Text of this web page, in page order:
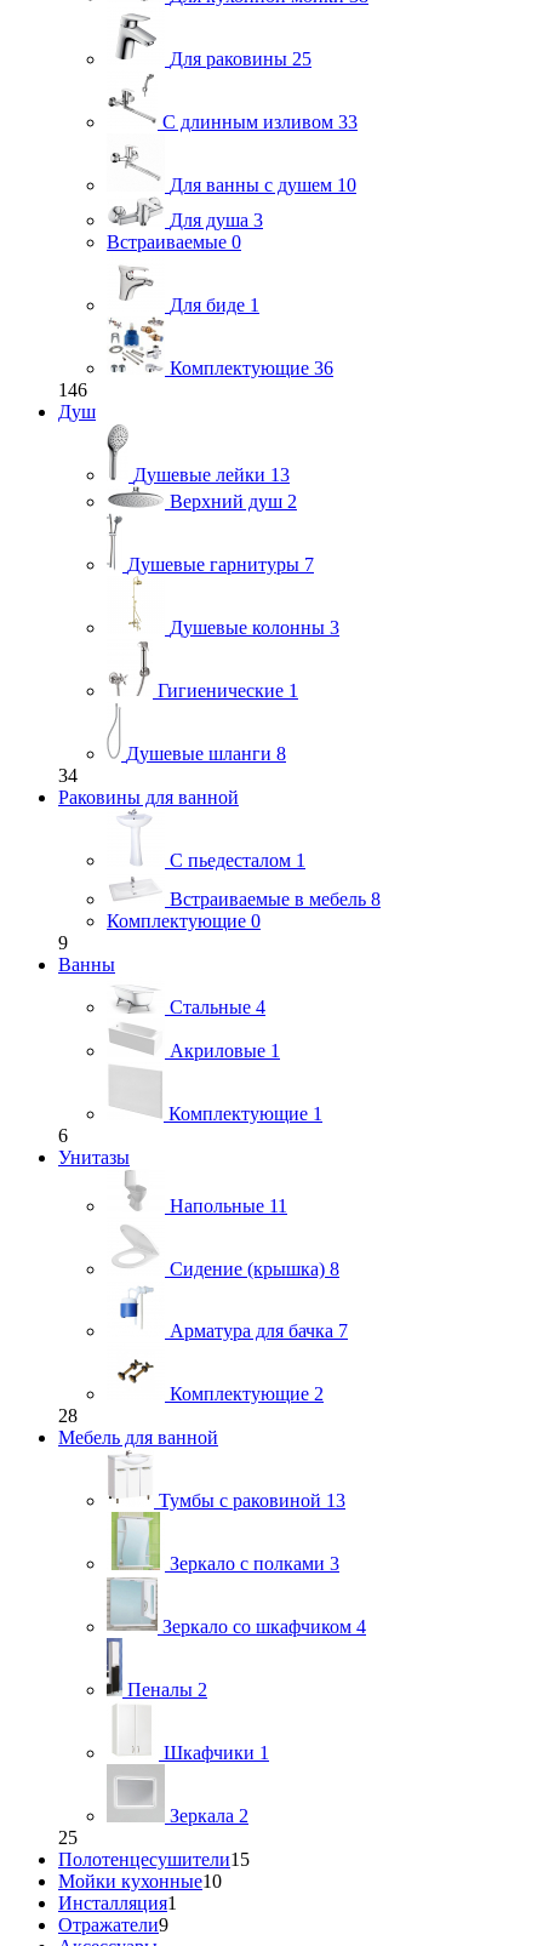
Для раковины 25
С длинным изливом 33
Для ванны с душем 10
Для душа 3
Встраиваемые 0
Для биде 1
Комплектующие 36
146
Душ
Душевые лейки 13
Верхний душ 2
Душевые гарнитуры 7
Душевые колонны 3
Гигиенические 1
Душевые шланги 8
34
Раковины для ванной
С пьедесталом 1
Встраиваемые в мебель 8
Комплектующие 0
9
Ванны
Стальные 4
Акриловые 1
Комплектующие 1
6
Унитазы
Напольные 11
Сидение (крышка) 8
Арматура для бачка 7
Комплектующие 2
28
Мебель для ванной
Тумбы с раковиной 13
Зеркало с полками 3
Зеркало со шкафчиком 4
Пеналы 2
Шкафчики 1
Зеркала 2
25
Полотенцесушители15
Мойки кухонные10
Инсталляция1
Отражатели9